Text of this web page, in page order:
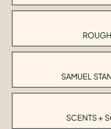
SAMUEL
SCENTS +